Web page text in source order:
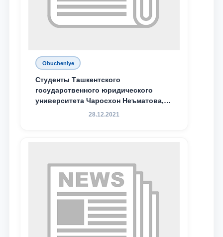
Obucheniye
Студенты Ташкентского
государственного юридического
университета Чаросхон Неъматова,
Севдо Хакимходжаева, Анбарой
специальной стипендии имени
Хадичи Сулеймановой.
28.12.2021